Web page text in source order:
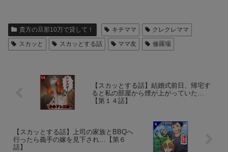
貴方の旦那10万で貸して！ キチママ
クレクレママ
スカッと
スカッとする話 ママ友 修羅場
【スカッとする話】結婚式前日、帰宅す
ると私の部屋から煙が上がっていた…
【第１４話】
【スカッとする話】上司の家族とBBQへ
行ったら義手の嫁を見下され…【第６
話】